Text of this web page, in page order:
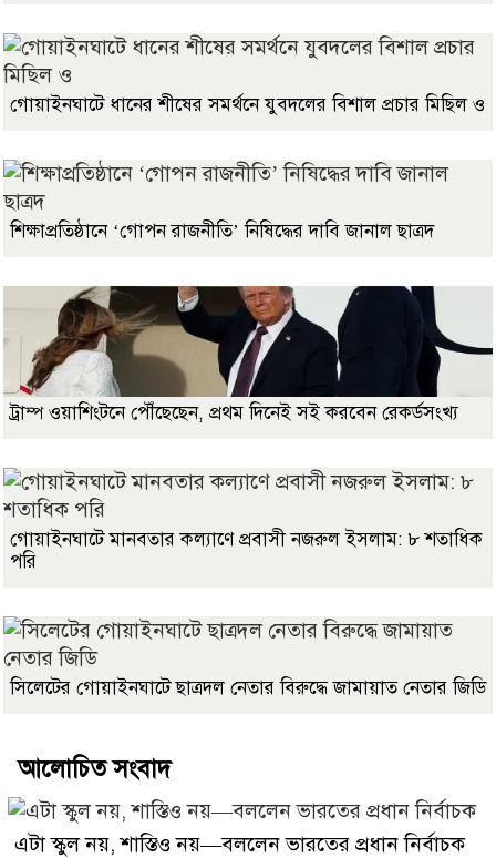
গোয়াইনঘাটে ধানের শীষের সমর্থনে যুবদলের বিশাল প্রচার মিছিল ও
শিক্ষাপ্রতিষ্ঠানে ‘গোপন রাজনীতি’ নিষিদ্ধের দাবি জানাল ছাত্রদ
ট্রাম্প ওয়াশিংটনে পৌঁছেছেন, প্রথম দিনেই সই করবেন রেকর্ডসংখ্য
গোয়াইনঘাটে মানবতার কল্যাণে প্রবাসী নজরুল ইসলাম: ৮ শতাধিক
পরি
সিলেটের গোয়াইনঘাটে ছাত্রদল নেতার বিরুদ্ধে জামায়াত নেতার জিডি
আলোচিত সংবাদ
এটা স্কুল নয়, শাস্তিও নয়—বললেন ভারতের প্রধান নির্বাচক